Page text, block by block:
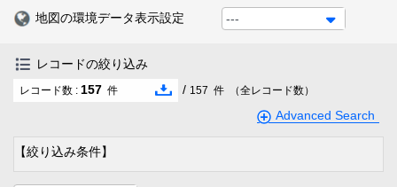
地図の環境データ表示設定 ---
レコードの絞り込み
レコード数 : 157 件 / 157 件 （全レコード数）
Advanced Search
【絞り込み条件】